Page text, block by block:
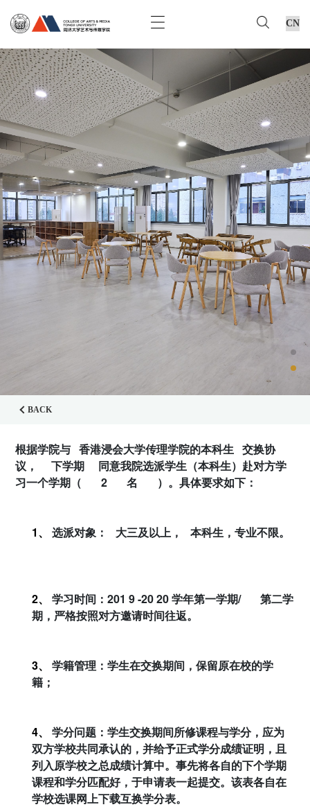
BACK
根据学院与 香港浸会大学传理学院的本科生 交换协
议，
下学期
同意我院选派学生（本科生）赴对方学
习一个学期（
2名 ）。具体要求如下：
1、选派对象： 大三及以上， 本科生，专业不限。
2、学习时间：2019-2020学年第一学期/第二学
期，严格按照对方邀请时间往返。
3、学籍管理：学生在交换期间，保留原在校的学
籍；
4、学分问题：学生交换期间所修课程与学分，应为
双方学校共同承认的，并给予正式学分成绩证明，且
列入原学校之总成绩计算中。事先将各自的下个学期
课程和学分匹配好，于申请表一起提交。该表各自在
学校选课网上下载互换学分表。